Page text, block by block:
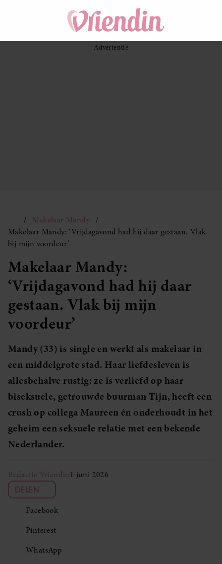
Makelaar Mandy
Makelaar Mandy: ‘Vrijdagavond had hij daar gestaan. Vlak
bij mijn voordeur’
Makelaar Mandy:
‘Vrijdagavond had hij daar
gestaan. Vlak bij mijn
voordeur’
Mandy (33) is single en werkt als makelaar in
een middelgrote stad. Haar liefdesleven is
allesbehalve rustig: ze is verliefd op haar
biseksuele, getrouwde buurman Tijn, heeft een
crush op collega Maureen én onderhoudt in het
geheim een seksuele relatie met een bekende
Nederlander.
Redactie Vriendin1 juni 2026
DELEN
Facebook
Pinterest
WhatsApp